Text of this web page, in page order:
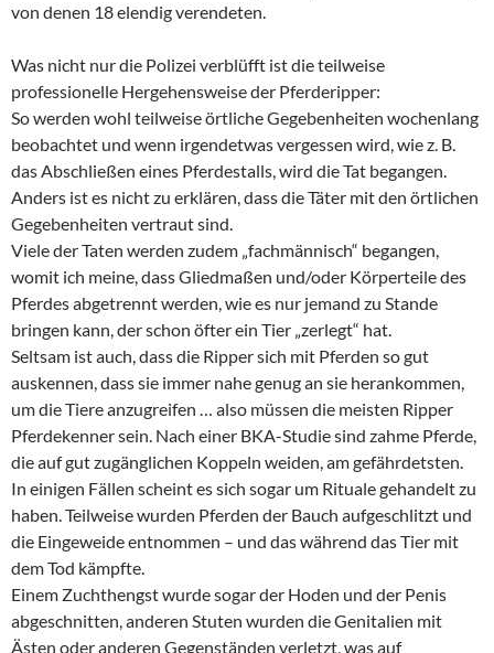
von denen 18 elendig verendeten.
Was nicht nur die Polizei verblüfft ist die teilweise
professionelle Hergehensweise der Pferderipper:
So werden wohl teilweise örtliche Gegebenheiten wochenlang
beobachtet und wenn irgendetwas vergessen wird, wie z. B.
das Abschließen eines Pferdestalls, wird die Tat begangen.
Anders ist es nicht zu erklären, dass die Täter mit den örtlichen
Gegebenheiten vertraut sind.
Viele der Taten werden zudem „fachmännisch“ begangen,
womit ich meine, dass Gliedmaßen und/oder Körperteile des
Pferdes abgetrennt werden, wie es nur jemand zu Stande
bringen kann, der schon öfter ein Tier „zerlegt“ hat.
Seltsam ist auch, dass die Ripper sich mit Pferden so gut
auskennen, dass sie immer nahe genug an sie herankommen,
um die Tiere anzugreifen … also müssen die meisten Ripper
Pferdekenner sein. Nach einer BKA-Studie sind zahme Pferde,
die auf gut zugänglichen Koppeln weiden, am gefährdetsten.
In einigen Fällen scheint es sich sogar um Rituale gehandelt zu
haben. Teilweise wurden Pferden der Bauch aufgeschlitzt und
die Eingeweide entnommen – und das während das Tier mit
dem Tod kämpfte.
Einem Zuchthengst wurde sogar der Hoden und der Penis
abgeschnitten, anderen Stuten wurden die Genitalien mit
Ästen oder anderen Gegenständen verletzt, was auf